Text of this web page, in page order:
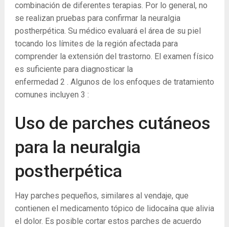
combinación de diferentes terapias. Por lo general, no
se realizan pruebas para confirmar la neuralgia
postherpética. Su médico evaluará el área de su piel
tocando los límites de la región afectada para
comprender la extensión del trastorno. El examen físico
es suficiente para diagnosticar la
enfermedad 2 . Algunos de los enfoques de tratamiento
comunes incluyen 3 :
Uso de parches cutáneos
para la neuralgia
postherpética
Hay parches pequeños, similares al vendaje, que
contienen el medicamento tópico de lidocaína que alivia
el dolor. Es posible cortar estos parches de acuerdo